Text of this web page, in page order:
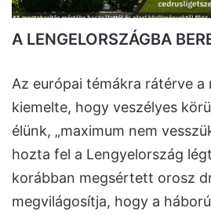
A LENGELORSZÁGBA
Az európai témákra rátérve a
kiemelte, hogy veszélyes
élünk, „maximum nem
hozta fel a Lengyelország
korábban megsértett orosz
megvilágosítja, hogy a